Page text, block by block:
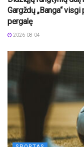
Gargždų „Banga“
pergalę
2026-08-04